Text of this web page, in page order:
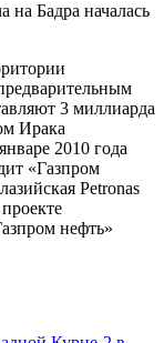
Бадра началась
3 миллиарда
Ирака
2010 года
«Газпром
Petronas
нефть»